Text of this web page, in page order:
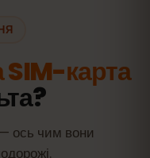
SIM-карта
ось чим вони